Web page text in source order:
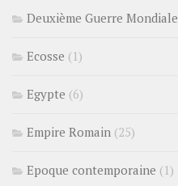
Deuxième Guerre Mondiale
Ecosse (1)
Egypte (6)
Empire Romain (25)
Epoque contemporaine (1)